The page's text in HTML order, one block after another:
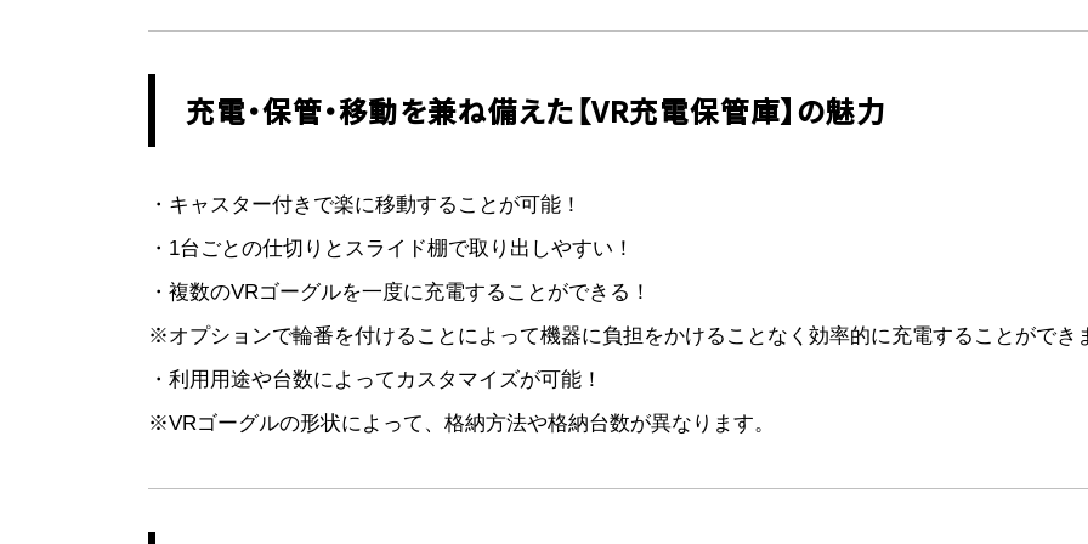
充電・保管・移動を兼ね備えた【VR充電保管庫】の魅力
・キャスター付きで楽に移動することが可能！
・1台ごとの仕切りとスライド棚で取り出しやすい！
・複数のVRゴーグルを一度に充電することができる！
※オプションで輪番を付けることによって機器に負担をかけることなく効率的に充電することができ
・利用用途や台数によってカスタマイズが可能！
※VRゴーグルの形状によって、格納方法や格納台数が異なります。